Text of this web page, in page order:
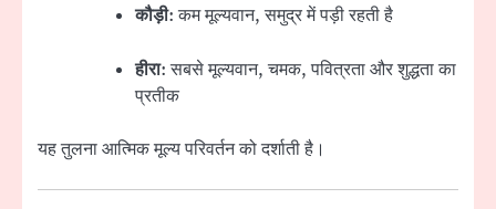
कौड़ी: कम मूल्यवान, समुद्र में पड़ी रहती है
हीरा: सबसे मूल्यवान, चमक, पवित्रता और शुद्धता का
प्रतीक
यह तुलना आत्मिक मूल्य परिवर्तन को दर्शाती है।